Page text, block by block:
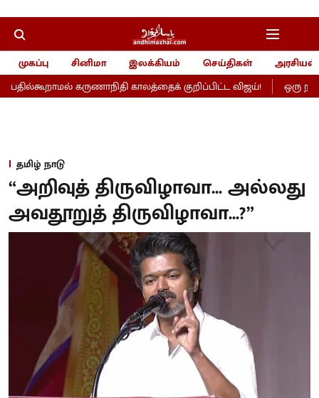
முகப்பு சினிமா இலக்கியம் செய்திகள்
அரசியல்
கருணாநிதி காலத்தைக் குறிப்பிட்ட விஜய்!
ஒரு
தமிழ் நாடு
“அறிவுத் திருவிழாவா... அல்லது
அவதூறுத் திருவிழாவா...?”